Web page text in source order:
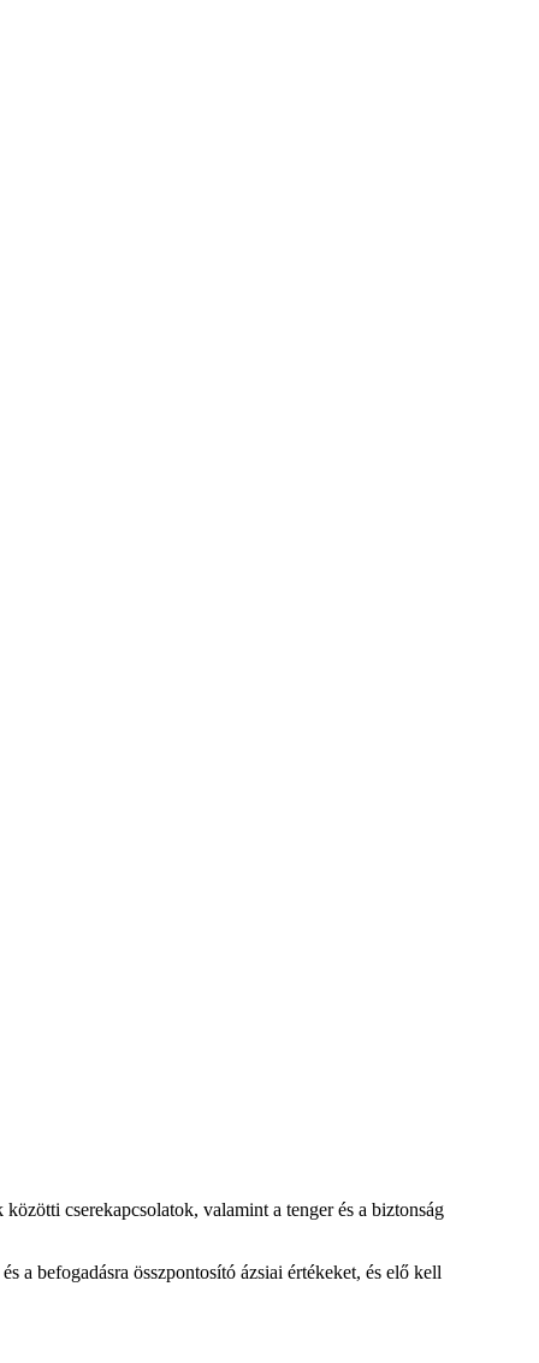
cserekapcsolatok, valamint a tenger és a biztonság
a befogadásra összpontosító ázsiai értékeket, és elő kell